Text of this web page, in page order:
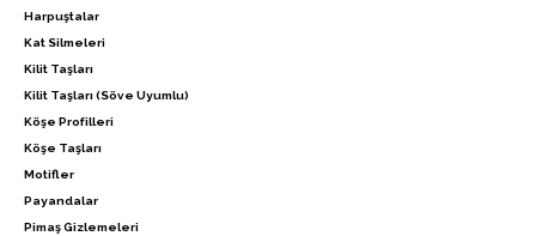
Harpuştalar
Kat Silmeleri
Kilit Taşları
Kilit Taşları (Söve Uyumlu)
Köşe Profilleri
Köşe Taşları
Motifler
Payandalar
Pimaş Gizlemeleri